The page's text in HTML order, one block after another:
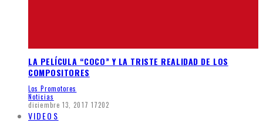
LA PELÍCULA “COCO” Y LA TRISTE REALIDAD DE LOS
COMPOSITORES
Los Promotores
Noticias
diciembre 13, 2017 17202
VIDEOS